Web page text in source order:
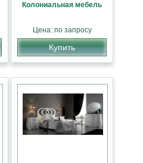
Колониальная мебель
Цена: по запросу
Купить